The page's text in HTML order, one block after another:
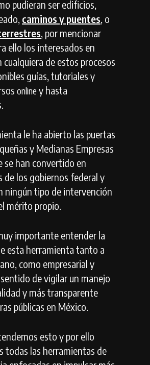
pudieran ser edificios,
caminos y puentes, o
, por mencionar
ello los interesados en
cualquiera de estos procesos
guías, tutoriales y
online y hasta
le ha abierto las puertas
y Medianas Empresas
se han convertido en
de los gobiernos federal y
ningún tipo de intervención
mérito propio.
importante entender la
esta herramienta tanto a
como empresarial y
de vigilar un manejo
y más transparente
públicas en México.
esto y por ello
todas las herramientas de